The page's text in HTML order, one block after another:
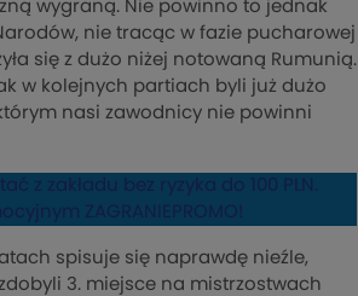
wygraną. Nie powinno to jednak
nie tracąc w fazie pucharowej
się z dużo niżej notowaną Rumunią.
w kolejnych partiach byli już dużo
nasi zawodnicy nie powinni
z zakładu bez ryzyka do 100 PLN.
ZAGRANIEPROMO!
spisuje się naprawdę nieźle,
3. miejsce na mistrzostwach